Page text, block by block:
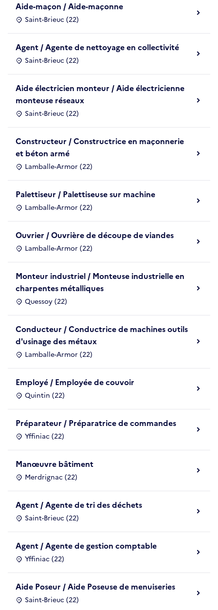
Aide-maçon / Aide-maçonne
Saint-Brieuc (22)
Agent / Agente de nettoyage en collectivité
Saint-Brieuc (22)
Aide électricien monteur / Aide électricienne
monteuse réseaux
Saint-Brieuc (22)
Constructeur / Constructrice en maçonnerie
et béton armé
Lamballe-Armor (22)
Palettiseur / Palettiseuse sur machine
Lamballe-Armor (22)
Ouvrier / Ouvrière de découpe de viandes
Lamballe-Armor (22)
Monteur industriel / Monteuse industrielle en
charpentes métalliques
Quessoy (22)
Conducteur / Conductrice de machines outils
d'usinage des métaux
Lamballe-Armor (22)
Employé / Employée de couvoir
Quintin (22)
Préparateur / Préparatrice de commandes
Yffiniac (22)
Manœuvre bâtiment
Merdrignac (22)
Agent / Agente de tri des déchets
Saint-Brieuc (22)
Agent / Agente de gestion comptable
Yffiniac (22)
Aide Poseur / Aide Poseuse de menuiseries
Saint-Brieuc (22)